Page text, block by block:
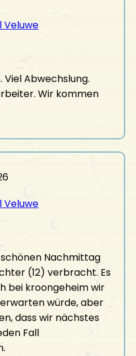
Veluwe
Viel Abwechslung.
Wir kommen
Veluwe
Nachmittag
(12) verbracht. Es
bei kroongeheim wir
würde, aber
dass wir nächstes
Fall